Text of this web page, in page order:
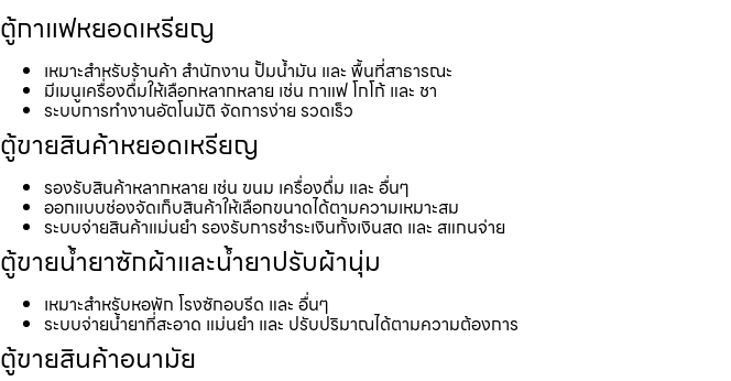
ตู้กาแฟหยอดเหรียญ
เหมาะสำหรับร้านค้า สำนักงาน ปั้มน้ำมัน และ พื้นที่สาธารณะ
มีเมนูเครื่องดื่มให้เลือกหลากหลาย เช่น กาแฟ โกโก้ และ ชา
ระบบการทำงานอัตโนมัติ จัดการง่าย รวดเร็ว
ตู้ขายสินค้าหยอดเหรียญ
รองรับสินค้าหลากหลาย เช่น ขนม เครื่องดื่ม และ อื่นๆ
ออกแบบช่องจัดเก็บสินค้าให้เลือกขนาดได้ตามความเหมาะสม
ระบบจ่ายสินค้าแม่นยำ รองรับการชำระเงินทั้งเงินสด และ สแกนจ่าย
ตู้ขายน้ำยาซักผ้าและน้ำยาปรับผ้านุ่ม
เหมาะสำหรับหอพัก โรงซักอบรีด และ อื่นๆ
ระบบจ่ายน้ำยาที่สะอาด แม่นยำ และ ปรับปริมาณได้ตามความต้องการ
ตู้ขายสินค้าอนามัย